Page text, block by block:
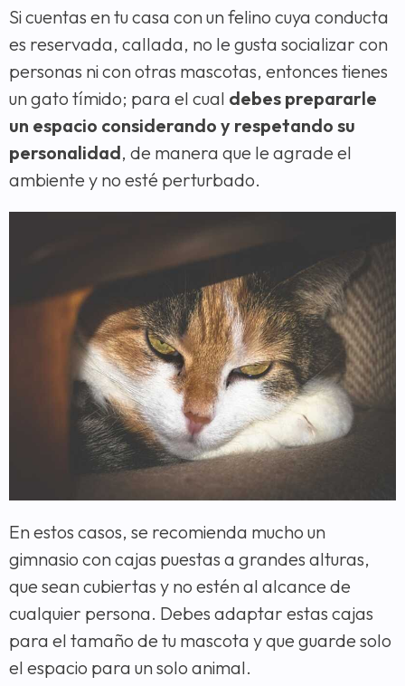
Si cuentas en tu casa con un felino cuya conducta
es reservada, callada, no le gusta socializar con
personas ni con otras mascotas, entonces tienes
un gato tímido; para el cual debes prepararle
un espacio considerando y respetando su
personalidad, de manera que le agrade el
ambiente y no esté perturbado.
En estos casos, se recomienda mucho un
gimnasio con cajas puestas a grandes alturas,
que sean cubiertas y no estén al alcance de
cualquier persona. Debes adaptar estas cajas
para el tamaño de tu mascota y que guarde solo
el espacio para un solo animal.